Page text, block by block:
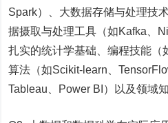
Spark）、大数据存储与处理技
据摄取与处理工具（如Kafka、
扎实的统计学基础、编程技能（
算法（如Scikit-learn、
Tableau、Power BI）以及领域知